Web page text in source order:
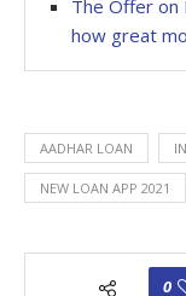
The Offer on
how great
AADHAR LOAN
NEW LOAN APP 2021
0